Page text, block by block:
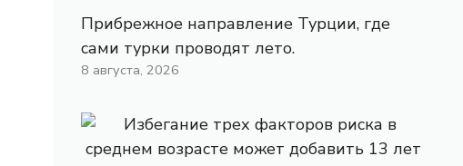
Прибрежное направление Турции, где
сами турки проводят лето.
8 августа, 2026